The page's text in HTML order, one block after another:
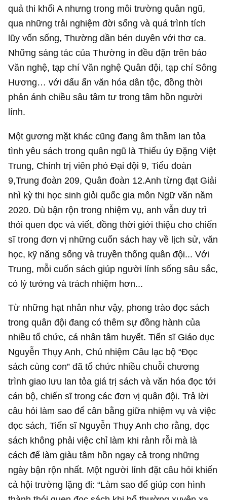
quả thi khối A nhưng trong môi trường quân ngũ,
qua những trải nghiệm đời sống và quá trình tích
lũy vốn sống, Thường dần bén duyên với thơ ca.
Những sáng tác của Thường in đều đặn trên báo
Văn nghệ, tạp chí Văn nghệ Quân đội, tạp chí Sông
Hương… với dấu ấn văn hóa dân tộc, đồng thời
phản ánh chiều sâu tâm tư trong tâm hồn người
lính.
Một gương mặt khác cũng đang âm thầm lan tỏa
tình yêu sách trong quân ngũ là Thiếu úy Đặng Việt
Trung, Chính trị viên phó Đại đội 9, Tiểu đoàn
9,Trung đoàn 209, Quân đoàn 12.Anh từng đạt Giải
nhì kỳ thi học sinh giỏi quốc gia môn Ngữ văn năm
2020. Dù bận rộn trong nhiệm vụ, anh vẫn duy trì
thói quen đọc và viết, đồng thời giới thiệu cho chiến
sĩ trong đơn vị những cuốn sách hay về lịch sử, văn
học, kỹ năng sống và truyền thống quân đội... Với
Trung, mỗi cuốn sách giúp người lính sống sâu sắc,
có lý tưởng và trách nhiệm hơn...
Từ những hạt nhân như vậy, phong trào đọc sách
trong quân đội đang có thêm sự đồng hành của
nhiều tổ chức, cá nhân tâm huyết. Tiến sĩ Giáo dục
Nguyễn Thụy Anh, Chủ nhiệm Câu lạc bộ “Đọc
sách cùng con” đã tổ chức nhiều chuỗi chương
trình giao lưu lan tỏa giá trị sách và văn hóa đọc tới
cán bộ, chiến sĩ trong các đơn vị quân đội. Trả lời
câu hỏi làm sao để cân bằng giữa nhiệm vụ và việc
đọc sách, Tiến sĩ Nguyễn Thụy Anh cho rằng, đọc
sách không phải việc chỉ làm khi rảnh rỗi mà là
cách để làm giàu tâm hồn ngay cả trong những
ngày bận rộn nhất. Một người lính đặt câu hỏi khiến
cả hội trường lặng đi: “Làm sao để giúp con hình